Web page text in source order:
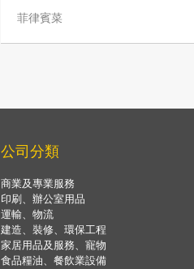
菲律賓菜
公司分類
商業及專業服務
印刷、辦公室用品
運輸、物流
建造、裝修、環保工程
家居用品及服務、寵物
食品糧油、餐飲業設備